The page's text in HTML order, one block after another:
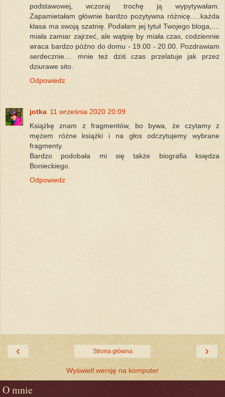
podstawowej, wczoraj trochę ją wypytywałam.
Zapamietałam głównie bardzo pozytywna różnicę.....każda
klasa ma swoją szatnię. Podałam jej tytuł Twojego bloga,....
miała zamiar zajrzeć, ale wątpię by miała czas, codziennie
wraca bardzo późno do domu - 19.00 - 20.00. Pozdrawiam
serdecznie.... mnie też dziś czas przelatuje jak przez
dziurawe sito.
Odpowiedz
jotka 11 września 2020 20:09
Książkę znam z fragmentów, bo bywa, że czytamy z
mężem różne książki i na głos odczytujemy wybrane
fragmenty.
Bardzo podobała mi się także biografia księdza
Bonieckiego.
Odpowiedz
‹ ›
Strona główna
Wyświetl wersję na komputer
O mnie